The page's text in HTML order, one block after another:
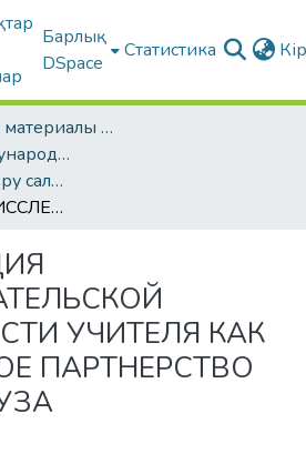
Барлық
DSpace
Статистика
Сборники и материалы конференций
Материалы международных научно-практических конференций
«Жоғарғы білім беру саласындағы стратегиялық серіктестіктің өзекті мәселелері мен перспективалары: ортақ білім беру бағдарламалары»
ОРГАНИЗАЦИЯ ИССЛЕДОВАТЕЛЬСКОЙ ДЕЯТЕЛЬНОСТИ УЧИТЕЛЯ КАК СОЦИАЛЬНОЕ ПАРТНЕРСТВО ШКОЛЫ И ВУЗА
УЧИТЕЛЯ КАК
ПАРТНЕРСТВО